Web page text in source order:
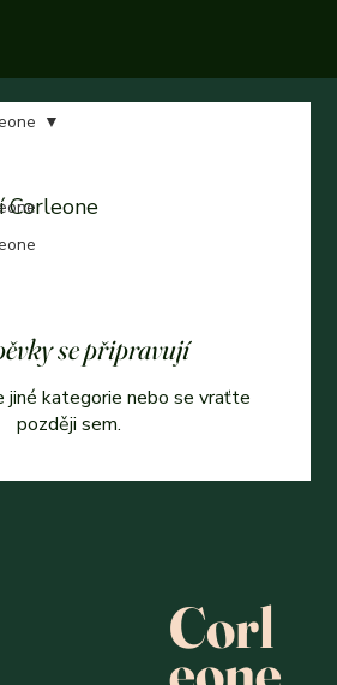
Corleone
se připravují
jiné kategorie nebo se vraťte
později sem.
Corl